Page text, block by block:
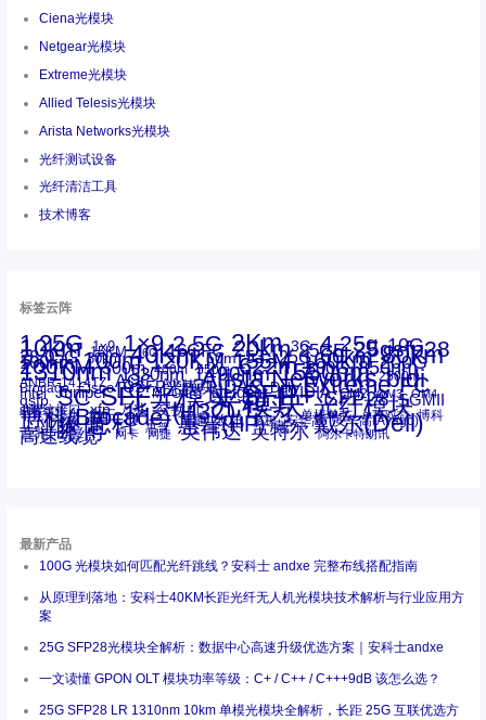
Ciena光模块
Netgear光模块
Extreme光模块
Allied Telesis光模块
Arista Networks光模块
光纤测试设备
光纤清洁工具
技术博客
标签云阵
1.25G 1x9 1×9 2.5G 2Km 3G 4.25g 10G
10km 15KM 16G 16GFC 20km 25GE 25gsfp28
28.05G 30km 40Km 50m 53.125G 60km 80km
100km 100m 120KM 155M 160km 200G
200KM 300m 400m 550m 622m 800G 850nm
1310nm 1330nm 1490nm 1550nm 2500m
ANBR-1414TZ AOC Arista Arista Networks bidi
Brocade Cisco CSFP光模块 DAC Dell Extreme FC
Intel Juniper LC MPO-LC Netgear NVIDIA OM2 OM3 OM4
qsfp SC SFF光模块 SFP+ SFP28 SGMII
st螺纹接口 xfp 万兆 交换机 光模块 光纤模块
千兆光模块 华三 华三(H3C) 华为 单模单芯 单模双芯 博科
博科(Brocade) 博通 友讯 多模 安华高 安华高(Avago)
工业级 思科 惠普 惠普(HP) 戴尔 戴尔(Dell)
百兆 瞻博 网卡 网捷 英伟达 英特尔 阿尔卡特朗讯
高速线缆
最新产品
100G 光模块如何匹配光纤跳线？安科士 andxe 完整布线搭配指南
从原理到落地：安科士40KM长距光纤无人机光模块技术解析与行业应用方
案
25G SFP28光模块全解析：数据中心高速升级优选方案｜安科士andxe
一文读懂 GPON OLT 模块功率等级：C+ / C++ / C+++9dB 该怎么选？
25G SFP28 LR 1310nm 10km 单模光模块全解析，长距 25G 互联优选方